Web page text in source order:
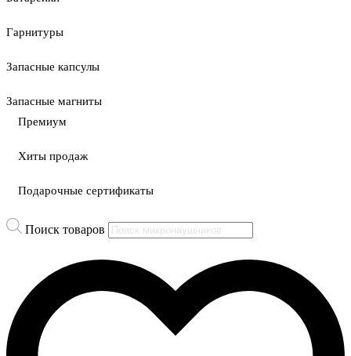
Гарнитуры
Запасные капсулы
Запасные магниты
Премиум
Хиты продаж
Подарочные сертификаты
Поиск товаров